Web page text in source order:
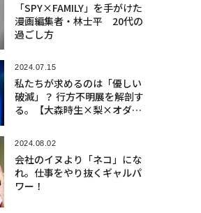
「SPY×FAMILY」を手がけた
漫画編集者・林士平 20代の
過ごし方
2024.07.15
私たちが求めるのは「優しい
破滅」？ 行方不明展を解剖す
る。【大森時生×梨×オダウ
2024.08.02
会社のイヌより「ネコ」にな
れ。仕事をやり抜くギャルパ
ワー！